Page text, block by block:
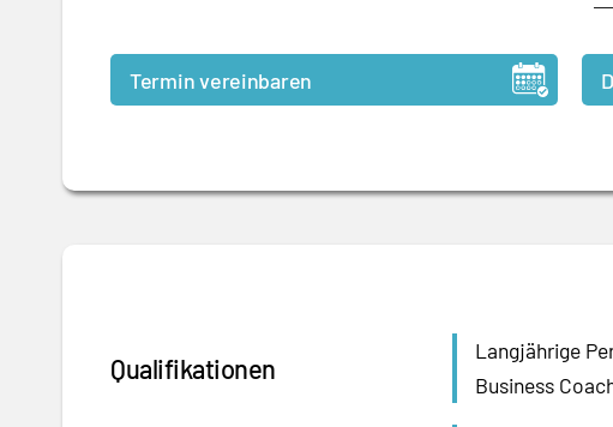
Termin vereinbaren
Qualifikationen
Langjährige
Business